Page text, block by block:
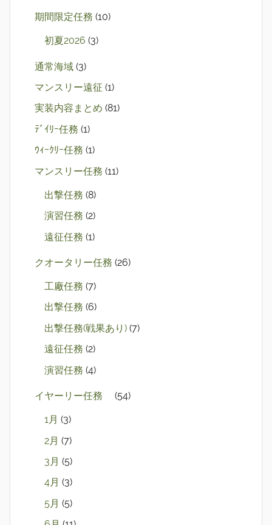
期間限定任務 (10)
初夏2026 (3)
通常海域 (3)
マンスリー遠征 (1)
実装内容まとめ (81)
ﾃﾞｲﾘｰ任務 (1)
ｳｨｰｸﾘｰ任務 (1)
マンスリー任務 (11)
出撃任務 (8)
演習任務 (2)
遠征任務 (1)
クオータリー任務 (26)
工廠任務 (7)
出撃任務 (6)
出撃任務(戦果あり) (7)
遠征任務 (2)
演習任務 (4)
イヤーリー任務 (54)
1月 (3)
2月 (7)
3月 (5)
4月 (3)
5月 (5)